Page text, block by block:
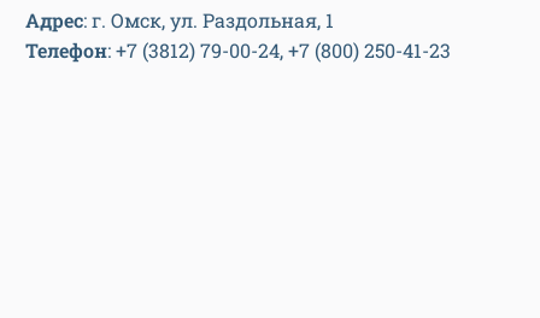
Адрес: г. Омск, ул. Раздольная, 1
Телефон: +7 (3812) 79-00-24, +7 (800) 250-41-23